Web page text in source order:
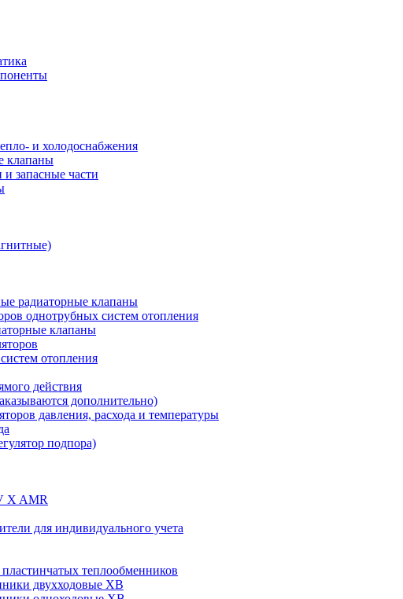
и холодоснабжения
клапаны
запасные части
радиаторные клапаны
однотрубных систем отопления
клапаны
отопления
действия
дополнительно)
давления, расхода и температуры
подпора)
X AMR
для индивидуального учета
теплообменников
двухходовые XB